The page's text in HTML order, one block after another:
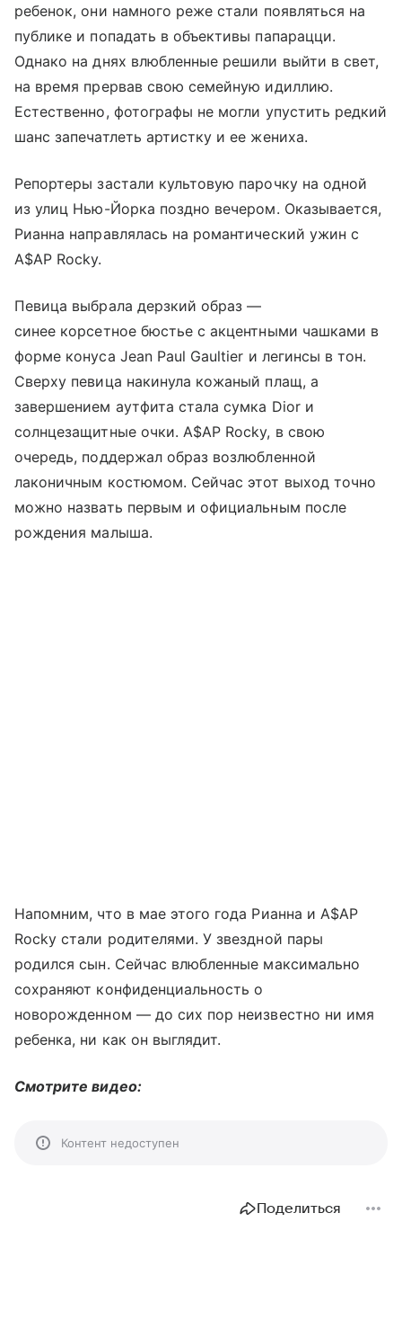
ребенок, они намного реже стали появляться на
публике и попадать в объективы папарацци.
Однако на днях влюбленные решили выйти в свет,
на время прервав свою семейную идиллию.
Естественно, фотографы не могли упустить редкий
шанс запечатлеть артистку и ее жениха.
Репортеры застали культовую парочку на одной
из улиц Нью-Йорка поздно вечером. Оказывается,
Рианна направлялась на романтический ужин с
A$AP Rocky.
Певица выбрала дерзкий образ —
синее корсетное бюстье с акцентными чашками в
форме конуса Jean Paul Gaultier и легинсы в тон.
Сверху певица накинула кожаный плащ, а
завершением аутфита стала сумка Dior и
солнцезащитные очки. A$AP Rocky, в свою
очередь, поддержал образ возлюбленной
лаконичным костюмом. Сейчас этот выход точно
можно назвать первым и официальным после
рождения малыша.
Напомним, что в мае этого года Рианна и A$AP
Rocky стали родителями. У звездной пары
родился сын. Сейчас влюбленные максимально
сохраняют конфиденциальность о
новорожденном — до сих пор неизвестно ни имя
ребенка, ни как он выглядит.
Смотрите видео:
Контент недоступен
Поделиться